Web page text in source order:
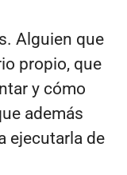
Alguien que
propio, que
y cómo
además
ejecutarla de